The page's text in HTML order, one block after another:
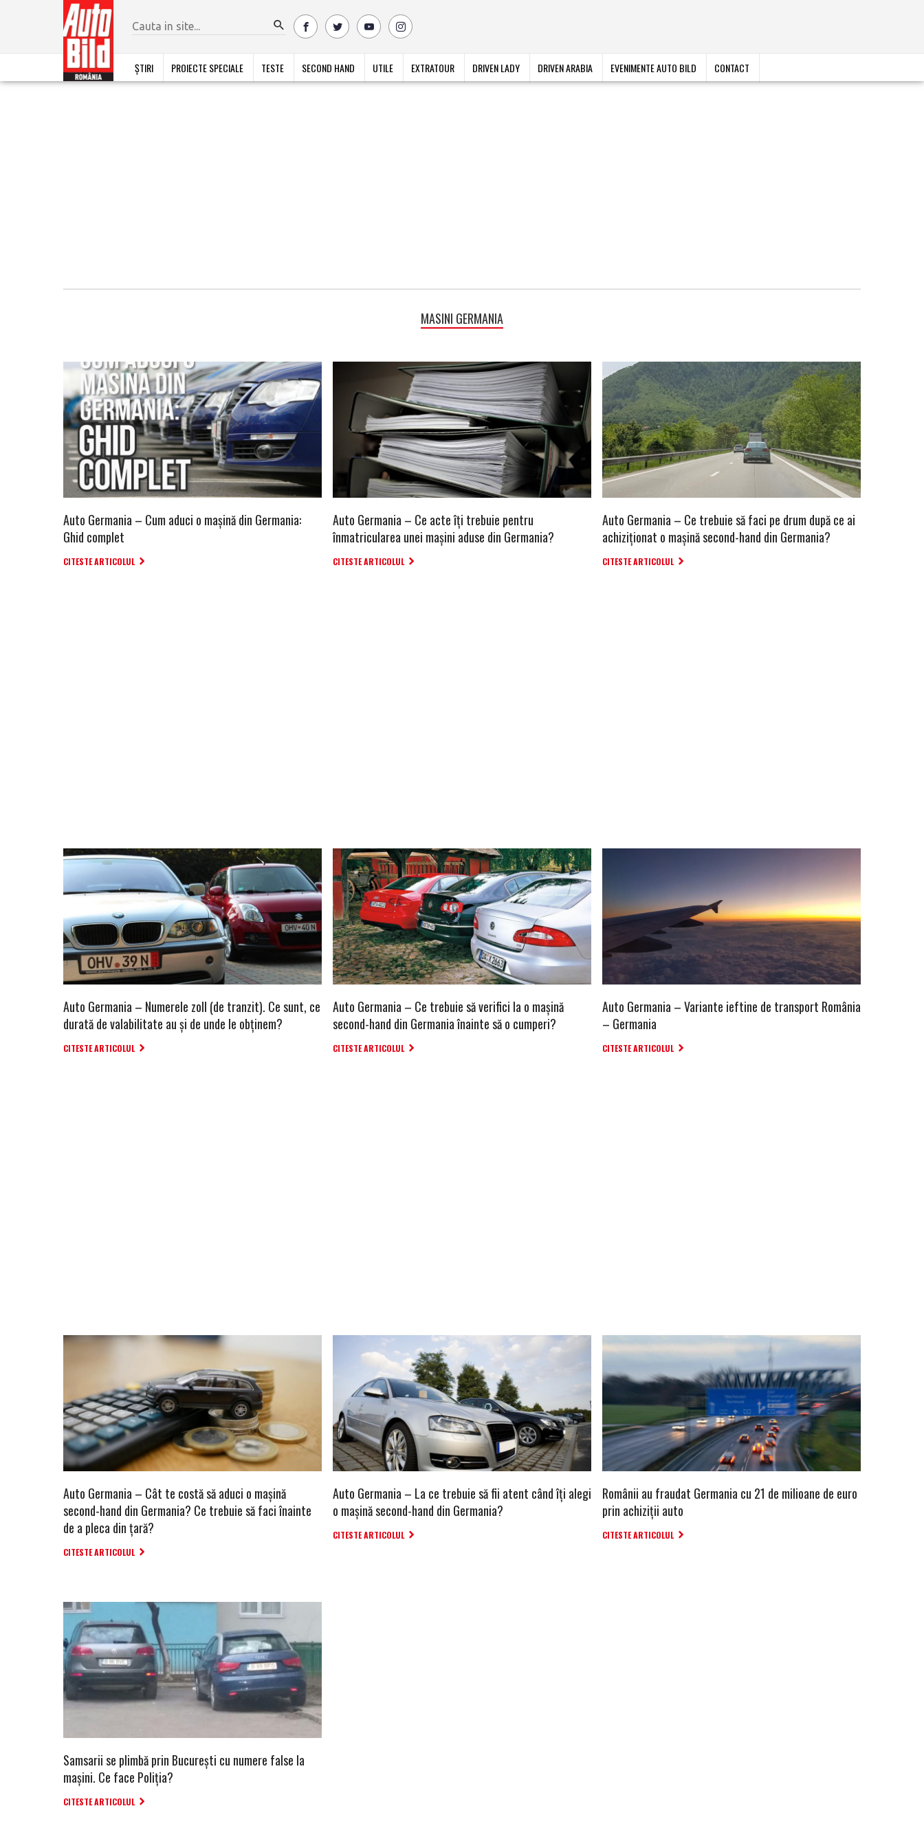
ȘTIRI PROIECTE SPECIALE TESTE SECOND HAND UTILE EXTRATOUR DRIVEN LADY DRIVEN ARABIA EVENIMENTE AUTO BILD CONTACT
MASINI GERMANIA
Auto Germania – Cum aduci o mașină din Germania:
Ghid complet
CITESTE ARTICOLUL
Auto Germania – Ce acte îți trebuie pentru
înmatricularea unei mașini aduse din Germania?
CITESTE ARTICOLUL
Auto Germania – Ce trebuie să faci pe drum după ce ai
achiziționat o mașină second-hand din Germania?
CITESTE ARTICOLUL
Auto Germania – Numerele zoll (de tranzit). Ce sunt, ce
durată de valabilitate au și de unde le obținem?
CITESTE ARTICOLUL
Auto Germania – Ce trebuie să verifici la o mașină
second-hand din Germania înainte să o cumperi?
CITESTE ARTICOLUL
Auto Germania – Variante ieftine de transport România
– Germania
CITESTE ARTICOLUL
Auto Germania – Cât te costă să aduci o mașină
second-hand din Germania? Ce trebuie să faci înainte
de a pleca din țară?
CITESTE ARTICOLUL
Auto Germania – La ce trebuie să fii atent când îți alegi
o mașină second-hand din Germania?
CITESTE ARTICOLUL
Românii au fraudat Germania cu 21 de milioane de euro
prin achiziții auto
CITESTE ARTICOLUL
Samsarii se plimbă prin București cu numere false la
mașini. Ce face Poliția?
CITESTE ARTICOLUL